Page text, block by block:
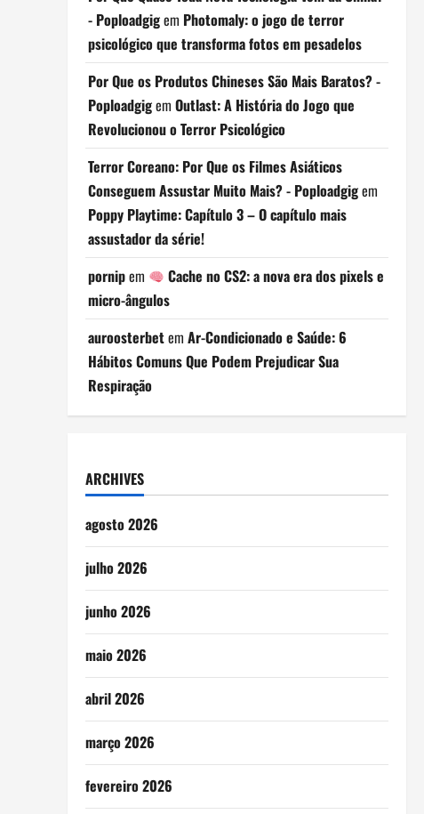
- Poploadgigem Photomaly: o jogo de terror
psicológico que transforma fotos em pesadelos
Por Que os Produtos Chineses São Mais Baratos? -
Poploadgigem Outlast: A História do Jogo que
Revolucionou o Terror Psicológico
Terror Coreano: Por Que os Filmes Asiáticos
Conseguem Assustar Muito Mais? - Poploadgigem
Poppy Playtime: Capítulo 3 – O capítulo mais
assustador da série!
pornipem
Cache no CS2: a nova era dos pixels e
micro-ângulos
auroosterbetem Ar-Condicionado e Saúde: 6
Hábitos Comuns Que Podem Prejudicar Sua
Respiração
ARCHIVES
agosto 2026
julho 2026
junho 2026
maio 2026
abril 2026
março 2026
fevereiro 2026